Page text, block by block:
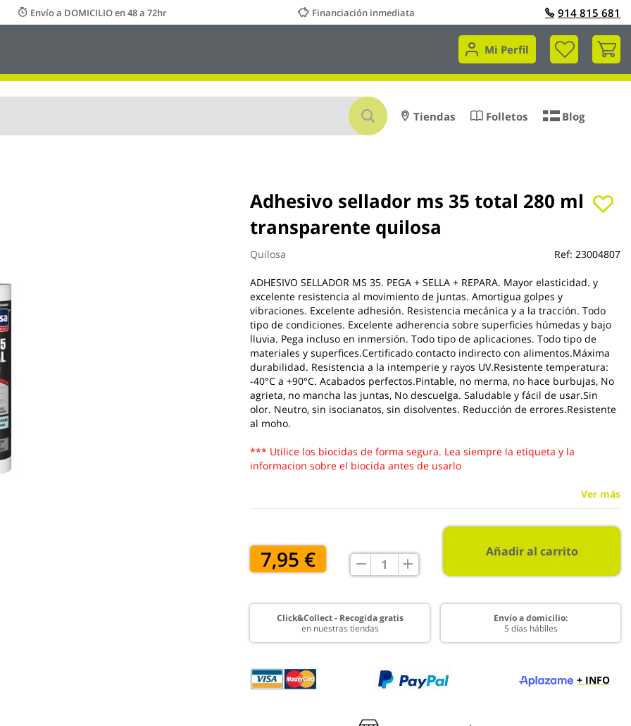
Envío a DOMICILIO en 48 a 72hr Financiación inmediata 914 815 681
Mi Perfil
Mi
Buscar
Tiendas Folletos Blog
Adhesivo sellador ms 35 total 280 ml
transparente quilosa
Quilosa Ref: 23004807
ADHESIVO SELLADOR MS 35. PEGA + SELLA + REPARA. Mayor elasticidad. y
excelente resistencia al movimiento de juntas. Amortigua golpes y
vibraciones. Excelente adhesión. Resistencia mecánica y a la tracción. Todo
tipo de condiciones. Excelente adherencia sobre superficies húmedas y bajo
lluvia. Pega incluso en inmersión. Todo tipo de aplicaciones. Todo tipo de
materiales y superfices.Certificado contacto indirecto con alimentos.Máxima
durabilidad. Resistencia a la intemperie y rayos UV.Resistente temperatura:
-40°C a +90°C. Acabados perfectos.Pintable, no merma, no hace burbujas, No
agrieta, no mancha las juntas, No descuelga. Saludable y fácil de usar.Sin
olor. Neutro, sin isocianatos, sin disolventes. Reducción de errores.Resistente
al moho.
*** Utilice los biocidas de forma segura. Lea siempre la etiqueta y la
informacion sobre el biocida antes de usarlo
Ver más
7,95 € Añadir al carrito
Click&Collect - Recogida gratis
en nuestras tiendas
Envío a domicilio:
5 días hábiles
+ INFO